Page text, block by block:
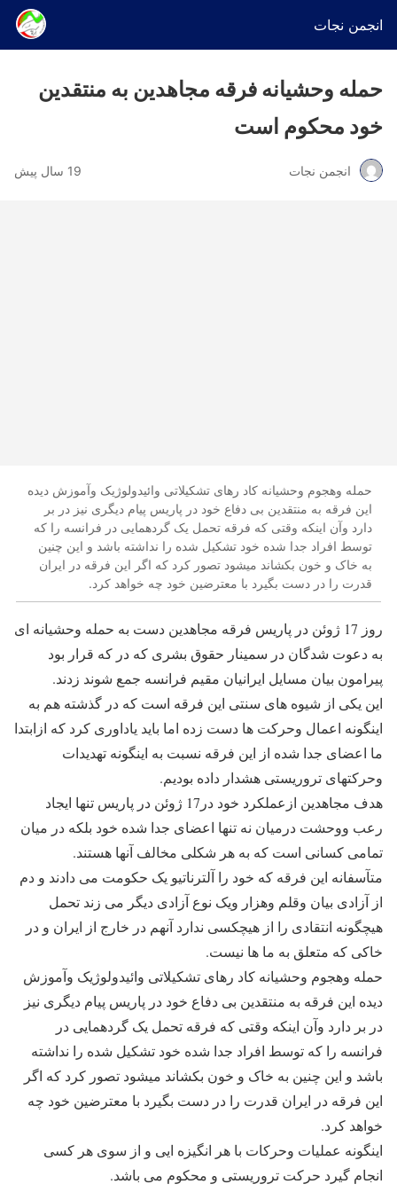
انجمن نجات
حمله وحشیانه فرقه مجاهدین به منتقدین
خود محکوم است
انجمن نجات 19 سال پیش
حمله وهجوم وحشیانه کاد رهای تشکیلاتی وائیدولوژیک وآموزش دیده
این فرقه به منتقدین بی دفاع خود در پاریس پیام دیگری نیز در بر
دارد وآن اینکه وقتی که فرقه تحمل یک گردهمایی در فرانسه را که
توسط افراد جدا شده خود تشکیل شده را نداشته باشد و این چنین
به خاک و خون بکشاند میشود تصور کرد که اگر این فرقه در ایران
قدرت را در دست بگیرد با معترضین خود چه خواهد کرد.
روز 17 ژوئن در پاریس فرقه مجاهدین دست به حمله وحشیانه ای
به دعوت شدگان در سمینار حقوق بشری که در که قرار بود
پیرامون بیان مسایل ایرانیان مقیم فرانسه جمع شوند زدند.
این یکی از شیوه های سنتی این فرقه است که در گذشته هم به
اینگونه اعمال وحرکت ها دست زده اما باید یاداوری کرد که ازابتدا
ما اعضای جدا شده از این فرقه نسبت به اینگونه تهدیدات
وحرکتهای تروریستی هشدار داده بودیم.
هدف مجاهدین ازعملکرد خود در17 ژوئن در پاریس تنها ایجاد
رعب ووحشت درمیان نه تنها اعضای جدا شده خود بلکه در میان
تمامی کسانی است که به هر شکلی مخالف آنها هستند.
متآسفانه این فرقه که خود را آلترناتیو یک حکومت می دادند و دم
از آزادی بیان وقلم وهزار ویک نوع آزادی دیگر می زند تحمل
هیچگونه انتقادی را از هیچکسی ندارد آنهم در خارج از ایران و در
خاکی که متعلق به ما ها نیست.
حمله وهجوم وحشیانه کاد رهای تشکیلاتی وائیدولوژیک وآموزش
دیده این فرقه به منتقدین بی دفاع خود در پاریس پیام دیگری نیز
در بر دارد وآن اینکه وقتی که فرقه تحمل یک گردهمایی در
فرانسه را که توسط افراد جدا شده خود تشکیل شده را نداشته
باشد و این چنین به خاک و خون بکشاند میشود تصور کرد که اگر
این فرقه در ایران قدرت را در دست بگیرد با معترضین خود چه
خواهد کرد.
اینگونه عملیات وحرکات با هر انگیزه ایی و از سوی هر کسی
انجام گیرد حرکت تروریستی و محکوم می باشد.